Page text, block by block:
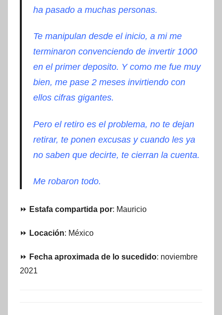
ha pasado a muchas personas.
Te manipulan desde el inicio, a mi me
terminaron convenciendo de invertir 1000
en el primer deposito. Y como me fue muy
bien, me pase 2 meses invirtiendo con
ellos cifras gigantes.
Pero el retiro es el problema, no te dejan
retirar, te ponen excusas y cuando les ya
no saben que decirte, te cierran la cuenta.
Me robaron todo.
⏩ Estafa compartida por: Mauricio
⏩ Locación: México
⏩ Fecha aproximada de lo sucedido: noviembre
2021